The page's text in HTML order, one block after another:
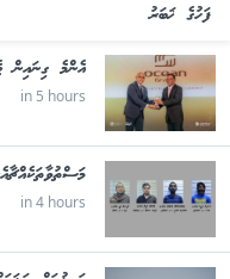
ފަހުގެ ޚަބަރު
އެންމެ
in 5 hours
މަސްތުވާތަކެއްޗާއެކު
in 4 hours